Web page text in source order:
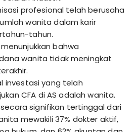
profesional telah berusaha
wanita dalam karir
tahun.
bahwa
wanita tidak meningkat
investasi yang telah
CFA di AS adalah wanita.
signifikan tertinggal dari
mewakili 37% dokter aktif,